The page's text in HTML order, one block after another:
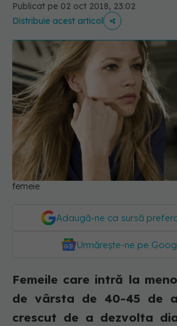
Publicat pe 02 oct 2018, 23:02
Distribuie acest articol
femeie
Adaugă-ne ca sursă
Urmărește-ne pe
Femeile care intră la
de vârsta de 40-45 de
crescut de a dezvolta